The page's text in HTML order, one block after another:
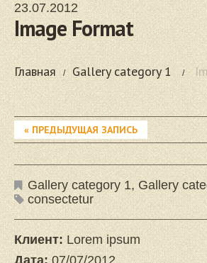
23.07.2012
Image Format
Главная Gallery category 1
« ПРЕДЫДУЩАЯ ЗАПИСЬ
Gallery category 1,Gallery
consectetur
Клиент: Lorem ipsum
Дата: 07/07/2012